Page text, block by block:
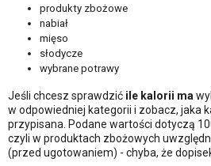
produkty zbożowe
nabiał
mięso
słodycze
wybrane potrawy
Jeśli chcesz sprawdzić ile kalorii ma
w odpowiedniej kategorii i zobacz, jaka
przypisana. Podane wartości dotyczą
czyli w produktach zbożowych
(przed ugotowaniem) - chyba, że